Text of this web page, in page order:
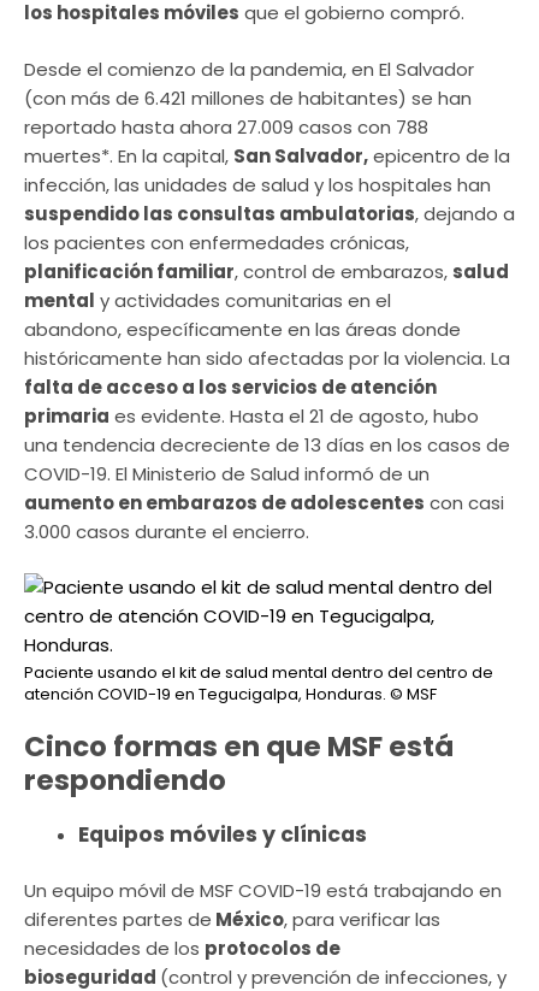
los hospitales móviles que el gobierno compró.
Desde el comienzo de la pandemia, en El Salvador
(con más de 6.421 millones de habitantes) se han
reportado hasta ahora 27.009 casos con 788
muertes*. En la capital, San Salvador,epicentro de la
infección, las unidades de salud y los hospitales han
suspendido las consultas ambulatorias, dejando a
los pacientes con enfermedades crónicas,
planificación familiar, control de embarazos, salud
mental y actividades comunitarias en el
abandono, específicamente en las áreas donde
históricamente han sido afectadas por la violencia. La
falta de acceso a los servicios de atención
primaria es evidente. Hasta el 21 de agosto, hubo
una tendencia decreciente de 13 días en los casos de
COVID-19. El Ministerio de Salud informó de un
aumento en embarazos de adolescentes con casi
3.000 casos durante el encierro.
Paciente usando el kit de salud mental dentro del centro de
atención COVID-19 en Tegucigalpa, Honduras. © MSF
Cinco formas en que MSF está
respondiendo
Equipos móviles y clínicas
Un equipo móvil de MSF COVID-19 está trabajando en
diferentes partes de México, para verificar las
necesidades de los protocolos de
bioseguridad (control y prevención de infecciones, y